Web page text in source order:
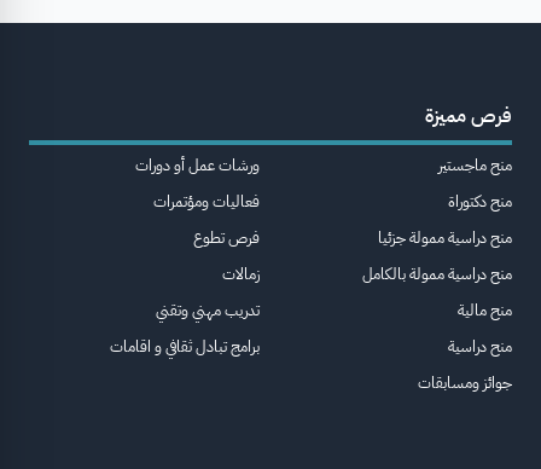
فرص مميزة
منح ماجستير
منح دكتوراة
منح دراسية ممولة جزئيا
منح دراسية ممولة بالكامل
منح مالية
منح دراسية
جوائز ومسابقات
ورشات عمل أو دورات
فعاليات ومؤتمرات
فرص تطوع
زمالات
تدريب مهني وتقني
برامج تبادل ثقافي و اقامات